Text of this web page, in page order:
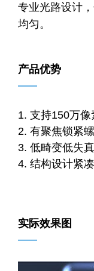
专业光路设计
均匀。
产品优势
——
1. 支持150万像
2. 有聚焦锁紧
3. 低畸变低失真
4. 结构设计紧
实际效果图
——